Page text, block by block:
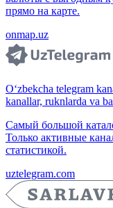
прямо на карте.
onmap.uz
O‘zbekcha telegram
kanallar, ruknlarda va
Самый большой
Только активные
статистикой.
uztelegram.com